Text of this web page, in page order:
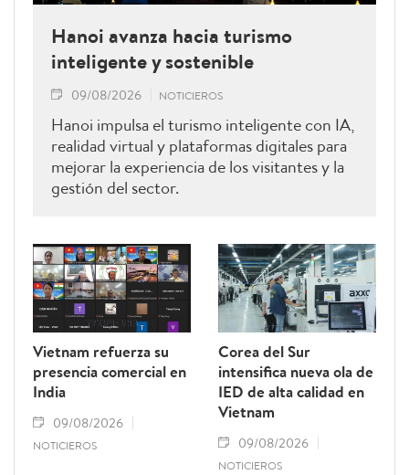
Hanoi avanza hacia turismo
inteligente y sostenible
09/08/2026 NOTICIEROS
Hanoi impulsa el turismo inteligente con IA,
realidad virtual y plataformas digitales para
mejorar la experiencia de los visitantes y la
gestión del sector.
Vietnam refuerza su
presencia comercial en
India
09/08/2026
NOTICIEROS
Corea del Sur
intensifica nueva ola de
IED de alta calidad en
Vietnam
09/08/2026
NOTICIEROS